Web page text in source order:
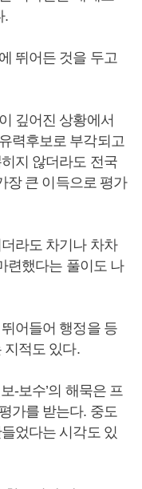
.
뛰어든 것을 두고
깊어진 상황에서
력후보로 부각되고
지 않더라도 전국
장 큰 이득으로 평가
라도 차기나 차차
련했다는 풀이도 나
어들어 행정을 등
지적도 있다.
-보수’의 해묵은 프
가를 받는다. 중도
었다는 시각도 있